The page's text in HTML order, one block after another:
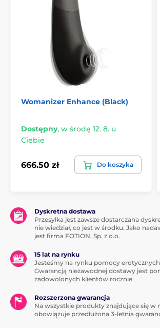
Womanizer Enhance (Black)
Dostępny, w środę 12. 8. u
Ciebie
666.50 zł Do koszyka
Dyskretna dostawa
Przesyłka jest zawsze dostarczana
nie wiedział, co jest w środku. Jako
jest firma FOTION, Sp. z o.o.
15 lat na rynku
Jesteśmy na rynku pomocy erotycznych
Gwarancją niezawodnej dostawy jest
zadowolonych klientów rocznie.
Rozszerzona gwarancja
Na wszystkie produkty znajdujące się w
obowiązuje przedłużona 3-letnia